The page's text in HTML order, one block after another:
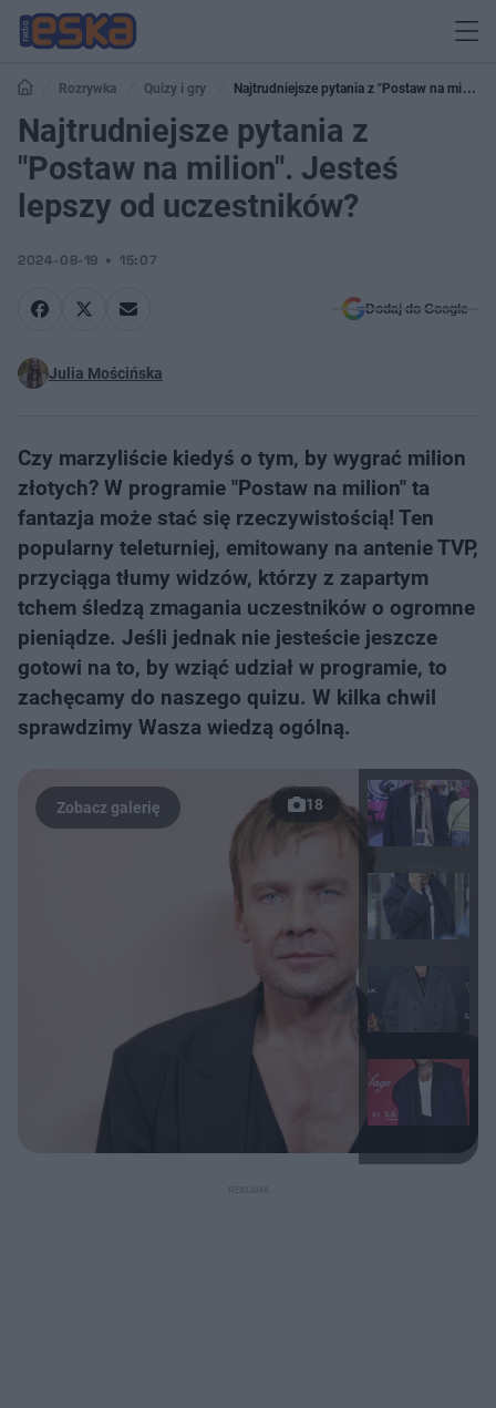
Rozrywka Quizy i gry
Najtrudniejsze pytania z "Postaw na milion".
Jesteś lepszy od uczestników?
Najtrudniejsze pytania z
"Postaw na milion". Jesteś
lepszy od uczestników?
2024-08-19 15:07
Dodaj do Google
Julia Mościńska
Czy marzyliście kiedyś o tym, by wygrać milion
złotych? W programie "Postaw na milion" ta
fantazja może stać się rzeczywistością! Ten
popularny teleturniej, emitowany na antenie TVP,
przyciąga tłumy widzów, którzy z zapartym
tchem śledzą zmagania uczestników o ogromne
pieniądze. Jeśli jednak nie jesteście jeszcze
gotowi na to, by wziąć udział w programie, to
zachęcamy do naszego quizu. W kilka chwil
sprawdzimy Wasza wiedzą ogólną.
18